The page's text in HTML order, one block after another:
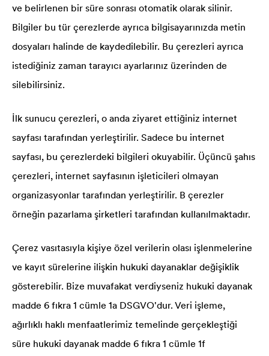
ve belirlenen bir süre sonrası otomatik olarak silinir.
Bilgiler bu tür çerezlerde ayrıca bilgisayarınızda metin
dosyaları halinde de kaydedilebilir. Bu çerezleri ayrıca
istediğiniz zaman tarayıcı ayarlarınız üzerinden de
silebilirsiniz.
İlk sunucu çerezleri, o anda ziyaret ettiğiniz internet
sayfası tarafından yerleştirilir. Sadece bu internet
sayfası, bu çerezlerdeki bilgileri okuyabilir. Üçüncü şahıs
çerezleri, internet sayfasının işleticileri olmayan
organizasyonlar tarafından yerleştirilir. B çerezler
örneğin pazarlama şirketleri tarafından kullanılmaktadır.
Çerez vasıtasıyla kişiye özel verilerin olası işlenmelerine
ve kayıt sürelerine ilişkin hukuki dayanaklar değişiklik
gösterebilir. Bize muvafakat verdiyseniz hukuki dayanak
madde 6 fıkra 1 cümle 1a DSGVO'dur. Veri işleme,
ağırlıklı haklı menfaatlerimiz temelinde gerçekleştiği
süre hukuki dayanak madde 6 fıkra 1 cümle 1f